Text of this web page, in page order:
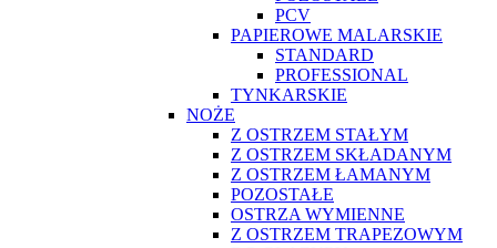
PCV
PAPIEROWE MALARSKIE
STANDARD
PROFESSIONAL
TYNKARSKIE
NOŻE
Z OSTRZEM STAŁYM
Z OSTRZEM SKŁADANYM
Z OSTRZEM ŁAMANYM
POZOSTAŁE
OSTRZA WYMIENNE
Z OSTRZEM TRAPEZOWYM